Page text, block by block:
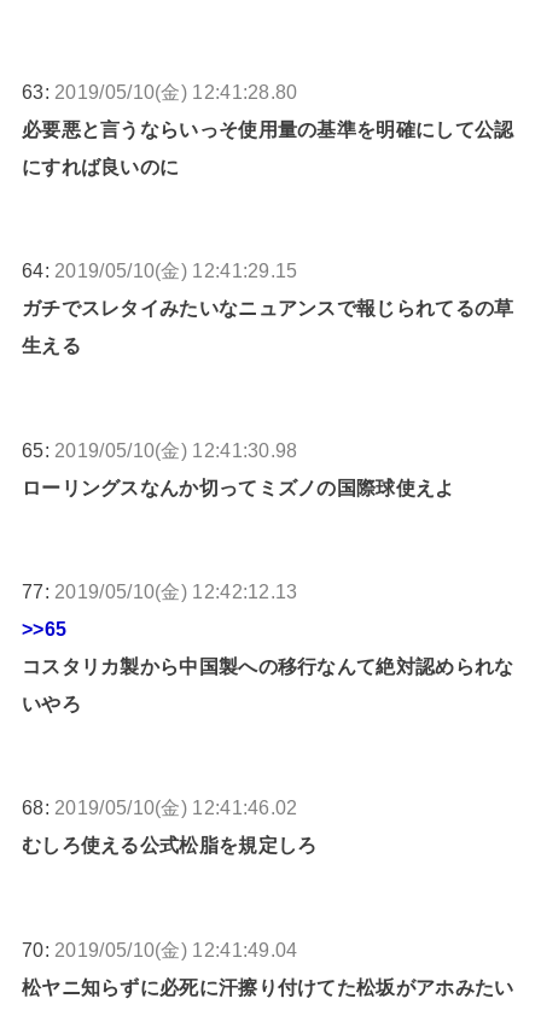
63: 2019/05/10(金) 12:41:28.80
必要悪と言うならいっそ使用量の基準を明確にして公認
にすれば良いのに
64: 2019/05/10(金) 12:41:29.15
ガチでスレタイみたいなニュアンスで報じられてるの草
生える
65: 2019/05/10(金) 12:41:30.98
ローリングスなんか切ってミズノの国際球使えよ
77: 2019/05/10(金) 12:42:12.13
>>65
コスタリカ製から中国製への移行なんて絶対認められな
いやろ
68: 2019/05/10(金) 12:41:46.02
むしろ使える公式松脂を規定しろ
70: 2019/05/10(金) 12:41:49.04
松ヤニ知らずに必死に汗擦り付けてた松坂がアホみたい